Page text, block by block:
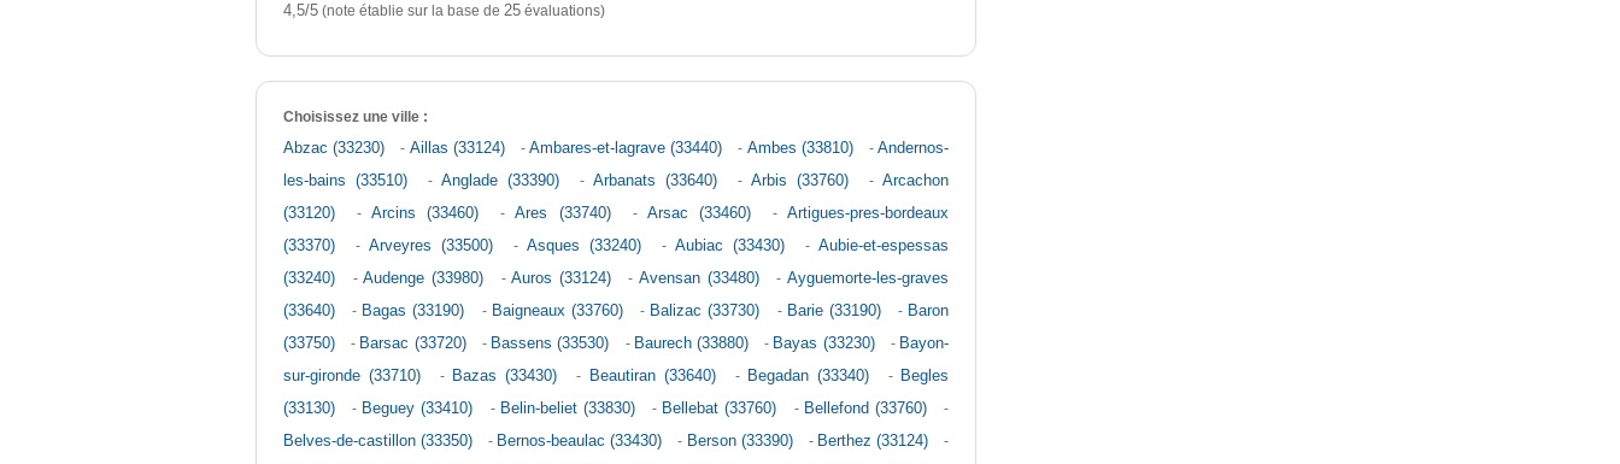
4,5/5 (note établie sur la base de 25 évaluations)
Choisissez une ville :
Abzac (33230)
- Aillas (33124) -Ambares-et-lagrave (33440) - Ambes (33810) -Andernos-
les-bains (33510)
- Anglade (33390) - Arbanats (33640) - Arbis (33760) - Arcachon
(33120)
-Arcins (33460) -Ares (33740) - Arsac (33460) -Artigues-pres-bordeaux
(33370)
- Arveyres (33500) - Asques (33240) - Aubiac (33430) - Aubie-et-espessas
(33240)
-Audenge (33980) -Auros (33124) -Avensan (33480) -Ayguemorte-les-graves
(33640)
- Bagas (33190) - Baigneaux (33760) - Balizac (33730) - Barie (33190) - Baron
(33750)
- Barsac (33720) - Bassens (33530) - Baurech (33880) - Bayas (33230) - Bayon-
sur-gironde (33710)
- Bazas (33430) - Beautiran (33640) - Begadan (33340) - Begles
(33130)
- Beguey (33410) - Belin-beliet (33830) - Bellebat (33760) - Bellefond (33760)
-
Belves-de-castillon (33350)
- Bernos-beaulac (33430) - Berson (33390) - Berthez (33124)
-